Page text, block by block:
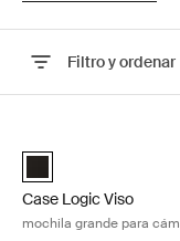
tableta.Filtro y ordenar
Case Logic Viso
Case Logic Viso
mochila grande para